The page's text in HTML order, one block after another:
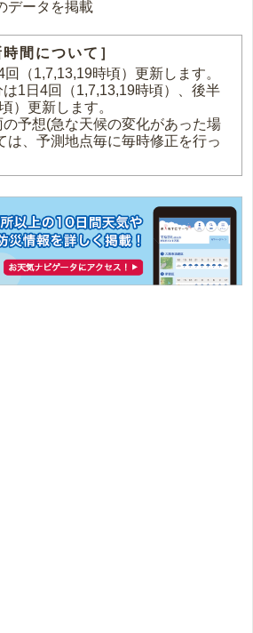
データを掲載
間について］
（1,7,13,19時頃）更新します。
1日4回（1,7,13,19時頃）、後半
）更新します。
予想(急な天候の変化があった場
は、予測地点毎に毎時修正を行っ